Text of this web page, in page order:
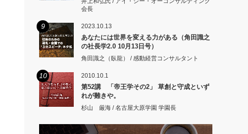
会長
9 2023.10.13
あなたには世界を変える力がある（角田識之
の社長学2.0 10月13日号）
角田識之（臥龍） / 感動経営コンサルタント
10 2010.10.1
第52講 「帝王学その2」 草創と守成といず
れが難きや。
杉山 厳海 / 名古屋大原学園 学園長